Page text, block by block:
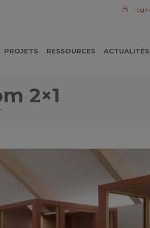
login
PROJETS RESSOURCES ACTUALITÉS
2×1